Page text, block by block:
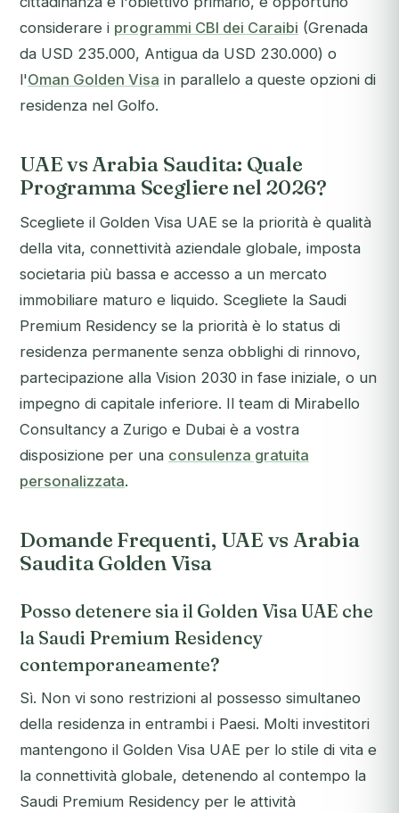
considerare i programmi CBI dei Caraibi (Grenada
da USD 235.000, Antigua da USD 230.000) o
l'Oman Golden Visa in parallelo a queste opzioni di
residenza nel Golfo.
UAE vs Arabia Saudita: Quale
Programma Scegliere nel 2026?
Scegliete il Golden Visa UAE se la priorità è qualità
della vita, connettività aziendale globale, imposta
societaria più bassa e accesso a un mercato
immobiliare maturo e liquido. Scegliete la Saudi
Premium Residency se la priorità è lo status di
residenza permanente senza obblighi di rinnovo,
partecipazione alla Vision 2030 in fase iniziale, o un
impegno di capitale inferiore. Il team di Mirabello
Consultancy a Zurigo e Dubai è a vostra
disposizione per una consulenza gratuita
personalizzata.
Domande Frequenti, UAE vs Arabia
Saudita Golden Visa
Posso detenere sia il Golden Visa UAE che
la Saudi Premium Residency
contemporaneamente?
Sì. Non vi sono restrizioni al possesso simultaneo
della residenza in entrambi i Paesi. Molti investitori
mantengono il Golden Visa UAE per lo stile di vita e
la connettività globale, detenendo al contempo la
Saudi Premium Residency per le attività